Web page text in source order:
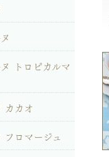
トロピカルマ
カカオ
フロマージュ